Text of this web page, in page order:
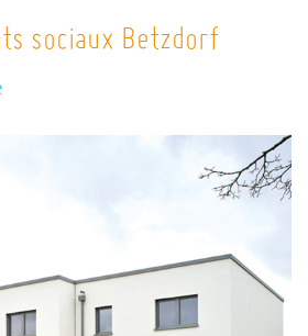
Skip
to
sociaux Betzdorf